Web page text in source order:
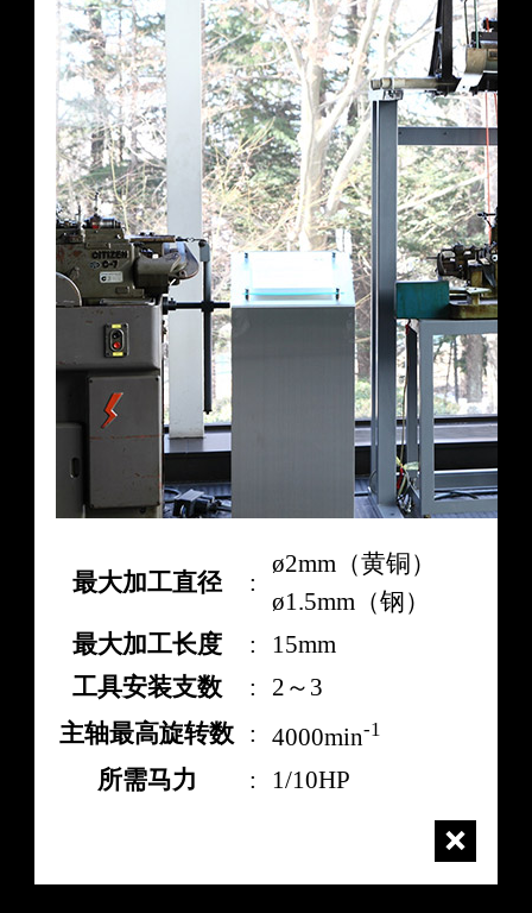
最大加工直径 :
ø2mm（黄铜）
ø1.5mm（钢）
最大加工长度
:
15mm
工具安装支数
:
2～3
主轴最高旋转数
: 4000min-1
所需马力 : 1/10HP